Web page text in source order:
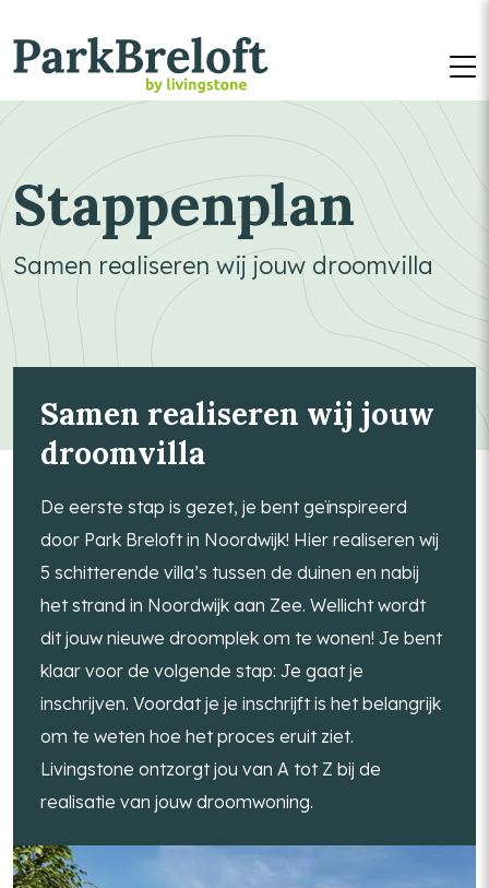
Stappenplan
Samen realiseren wij jouw droomvilla
Titel toegankelijkheid
Samen realiseren wij jouw
droomvilla
De eerste stap is gezet, je bent geïnspireerd
door Park Breloft in Noordwijk! Hier realiseren wij
5 schitterende villa’s tussen de duinen en nabij
het strand in Noordwijk aan Zee. Wellicht wordt
dit jouw nieuwe droomplek om te wonen! Je bent
klaar voor de volgende stap: Je gaat je
inschrijven. Voordat je je inschrijft is het belangrijk
om te weten hoe het proces eruit ziet.
Livingstone ontzorgt jou van A tot Z bij de
realisatie van jouw droomwoning.